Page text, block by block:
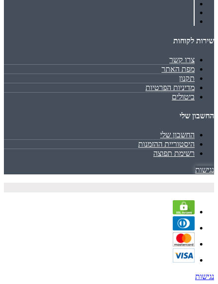
שירות לקוחות
צרו קשר
מפת האתר
תקנון
מדיניות הפרטיות
ביטולים
החשבון שלי
החשבון שלי
היסטוריית ההזמנות
רשימת תפוצה
נגישות
נגישות